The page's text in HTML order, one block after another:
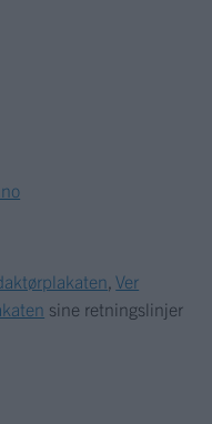
,Ver
sine retningslinjer